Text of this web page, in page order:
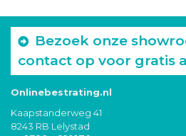
Bezoek onze
contact op voor gratis
Onlinebestrating.nl
Kaapstanderweg 41
8243 RB Lelystad